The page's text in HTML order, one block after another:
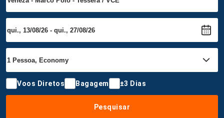
Voos Diretos Bagagem ±3 Dias
Pesquisar